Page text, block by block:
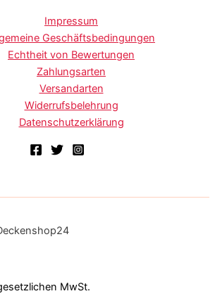
Impressum
Geschäftsbedingungen
Echtheit von Bewertungen
Zahlungsarten
Versandarten
Widerrufsbelehrung
Datenschutzerklärung
MwSt.